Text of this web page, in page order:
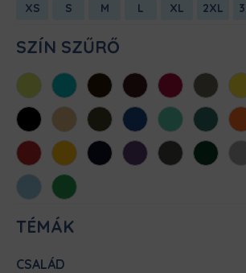
XS S M L XL 2XL
SZÍN SZŰRŐ
AlmazöldAtollkékBarnaBordóChili Cink
FeketeHomokKhaki KirálykékMenta
Piros SárgaSötétkékSötétlilaSötétszürke
Sötétzöld
Világoskék
Zöld
TÉMÁK
CSALÁD